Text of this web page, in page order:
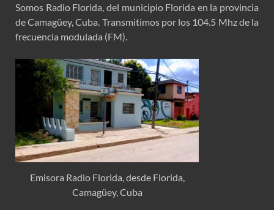
Somos Radio Florida, del municipio Florida en la provincia
de Camagüey, Cuba. Transmitimos por los 104.5 Mhz de la
frecuencia modulada (FM).
Emisora Radio Florida, desde Florida,
Camagüey, Cuba